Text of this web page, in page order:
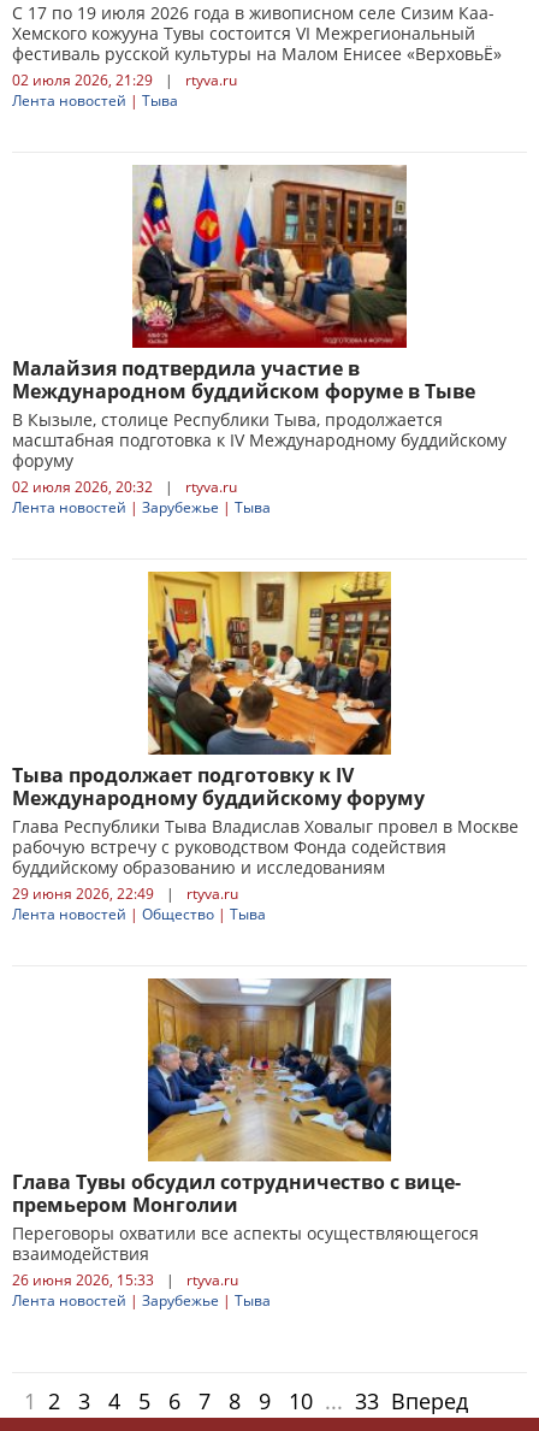
С 17 по 19 июля 2026 года в живописном селе Сизим Каа-
Хемского кожууна Тувы состоится VI Межрегиональный
фестиваль русской культуры на Малом Енисее «ВерховьЁ»
02 июля 2026, 21:29 |
rtyva.ru
Лента новостей | Тыва
Малайзия подтвердила участие в
Международном буддийском форуме в Тыве
В Кызыле, столице Республики Тыва, продолжается
масштабная подготовка к IV Международному буддийскому
форуму
02 июля 2026, 20:32 |
rtyva.ru
Лента новостей | Зарубежье | Тыва
Тыва продолжает подготовку к IV
Международному буддийскому форуму
Глава Республики Тыва Владислав Ховалыг провел в Москве
рабочую встречу с руководством Фонда содействия
буддийскому образованию и исследованиям
29 июня 2026, 22:49 |
rtyva.ru
Лента новостей | Общество | Тыва
Глава Тувы обсудил сотрудничество с вице-
премьером Монголии
Переговоры охватили все аспекты осуществляющегося
взаимодействия
26 июня 2026, 15:33 |
rtyva.ru
Лента новостей | Зарубежье | Тыва
1 2 3 4 5 6 7 8 9 10 ... 33 Вперед